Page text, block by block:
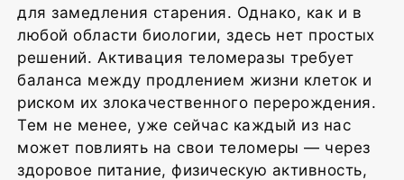
для замедления старения. Однако, как и в
любой области биологии, здесь нет простых
решений. Активация теломеразы требует
баланса между продлением жизни клеток и
риском их злокачественного перерождения.
Тем не менее, уже сейчас каждый из нас
может повлиять на свои теломеры — через
здоровое питание, физическую активность,